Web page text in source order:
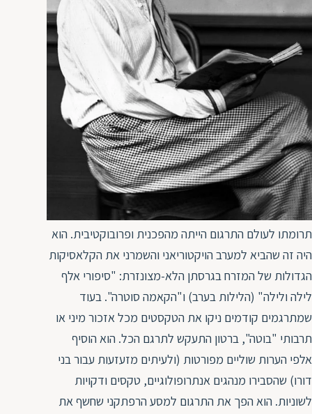
תרומתו לעולם התרגום הייתה מהפכנית ופרובוקטיבית. הוא
היה זה שהביא למערב הויקטוריאני והשמרני את הקלאסיקות
הגדולות של המזרח בגרסתן הלא-מצונזרת: "סיפורי אלף
לילה ולילה" (הלילות בערב) ו"הקאמה סוטרה". בעוד
שמתרגמים קודמים ניקו את הטקסטים מכל אזכור מיני או
תרבותי "בוטה", ברטון התעקש לתרגם הכל. הוא הוסיף
אלפי הערות שוליים מפורטות (ולעיתים מזעזעות עבור בני
דורו) שהסבירו מנהגים אנתרופולוגיים, טקסים ודקויות
לשוניות. הוא הפך את התרגום למסע הרפתקני שחשף את